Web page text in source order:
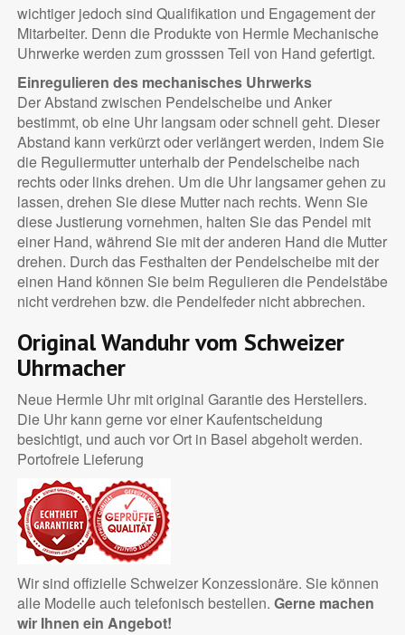
wichtiger jedoch sind Qualifikation und Engagement der
Mitarbeiter. Denn die Produkte von Hermle Mechanische
Uhrwerke werden zum grosssen Teil von Hand gefertigt.
Einregulieren des mechanisches Uhrwerks
Der Abstand zwischen Pendelscheibe und Anker
bestimmt, ob eine Uhr langsam oder schnell geht. Dieser
Abstand kann verkürzt oder verlängert werden, indem Sie
die Reguliermutter unterhalb der Pendelscheibe nach
rechts oder links drehen. Um die Uhr langsamer gehen zu
lassen, drehen Sie diese Mutter nach rechts. Wenn Sie
diese Justierung vornehmen, halten Sie das Pendel mit
einer Hand, während Sie mit der anderen Hand die Mutter
drehen. Durch das Festhalten der Pendelscheibe mit der
einen Hand können Sie beim Regulieren die Pendelstäbe
nicht verdrehen bzw. die Pendelfeder nicht abbrechen.
Original Wanduhr vom Schweizer
Uhrmacher
Neue Hermle Uhr mit original Garantie des Herstellers.
Die Uhr kann gerne vor einer Kaufentscheidung
besichtigt, und auch vor Ort in Basel abgeholt werden.
Portofreie Lieferung
Wir sind offizielle Schweizer Konzessionäre. Sie können
alle Modelle auch telefonisch bestellen. Gerne machen
wir Ihnen ein Angebot!